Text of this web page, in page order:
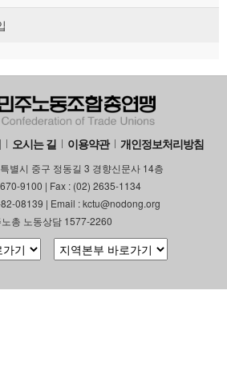
오시는 길 이용약관 개인정보처리방침
별시 중구 정동길 3 경향신문사 14층
9100 | Fax : (02) 2635-1134
08139 | Email : kctu@nodong.org
총 노동상담 1577-2260